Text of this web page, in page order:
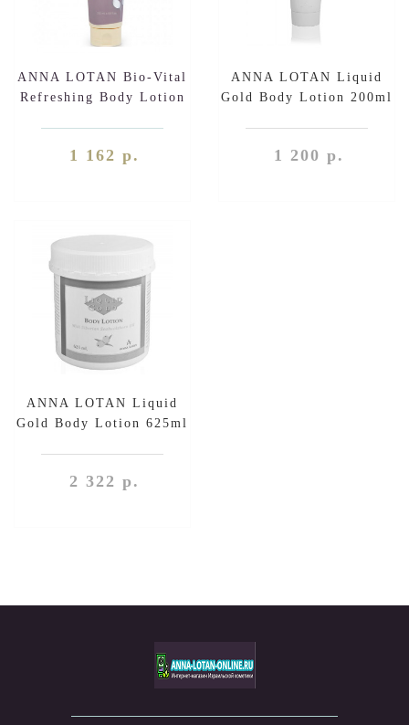
ANNA LOTAN Bio-Vital
Refreshing Body Lotion
1 162 р.
ANNA LOTAN Liquid
Gold Body Lotion 200ml
1 200 р.
ANNA LOTAN Liquid
Gold Body Lotion 625ml
2 322 р.